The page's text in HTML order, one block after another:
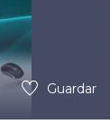
Guardar